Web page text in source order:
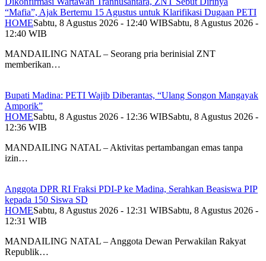
“Mafia”, Ajak Bertemu 15 Agustus untuk Klarifikasi Dugaan PETI
HOMESabtu, 8 Agustus 2026 - 12:40 WIBSabtu, 8 Agustus 2026 -
12:40 WIB
MANDAILING NATAL – Seorang pria berinisial ZNT
memberikan…
Bupati Madina: PETI Wajib Diberantas, “Ulang Songon Mangayak
Amporik”
HOMESabtu, 8 Agustus 2026 - 12:36 WIBSabtu, 8 Agustus 2026 -
12:36 WIB
MANDAILING NATAL – Aktivitas pertambangan emas tanpa
izin…
Anggota DPR RI Fraksi PDI-P ke Madina, Serahkan Beasiswa PIP
kepada 150 Siswa SD
HOMESabtu, 8 Agustus 2026 - 12:31 WIBSabtu, 8 Agustus 2026 -
12:31 WIB
MANDAILING NATAL – Anggota Dewan Perwakilan Rakyat
Republik…